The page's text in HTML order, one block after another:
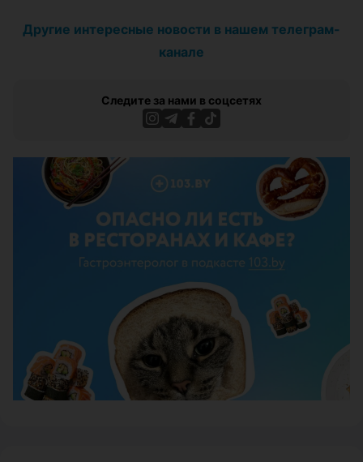
Другие интересные новости в нашем телеграм-
канале
Следите за нами в соцсетях